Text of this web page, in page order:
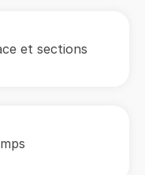
et sections